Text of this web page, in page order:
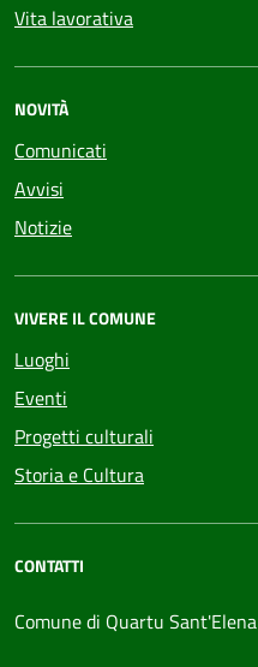
Vita lavorativa
NOVITÀ
Comunicati
Avvisi
Notizie
VIVERE IL COMUNE
Luoghi
Eventi
Progetti culturali
Storia e Cultura
CONTATTI
Comune di Quartu Sant'Elena